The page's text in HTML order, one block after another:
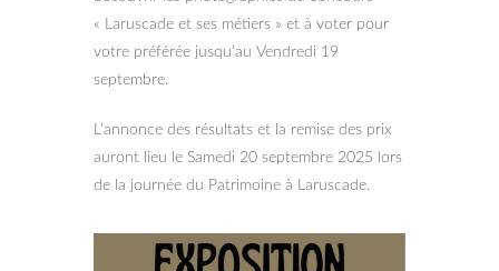
« Laruscade et ses métiers » et à voter pour
votre préférée jusqu’au Vendredi 19
septembre.
L’annonce des résultats et la remise des prix
auront lieu le Samedi 20 septembre 2025 lors
de la journée du Patrimoine à Laruscade.